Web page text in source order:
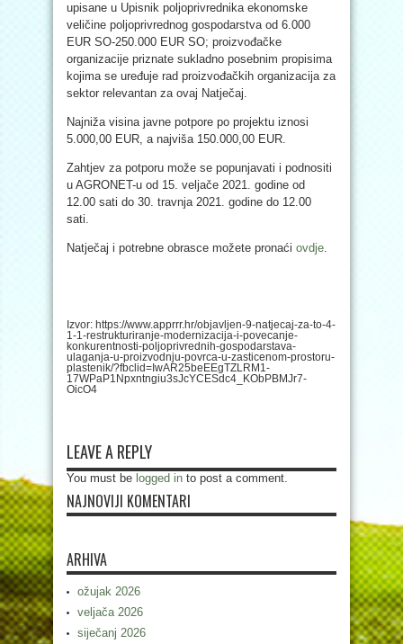
upisane u Upisnik poljoprivrednika ekonomske
veličine poljoprivrednog gospodarstva od 6.000
EUR SO-250.000 EUR SO; proizvođačke
organizacije priznate sukladno posebnim propisima
kojima se uređuje rad proizvođačkih organizacija za
sektor relevantan za ovaj Natječaj.
Najniža visina javne potpore po projektu iznosi
5.000,00 EUR, a najviša 150.000,00 EUR.
Zahtjev za potporu može se popunjavati i podnositi
u AGRONET-u od 15. veljače 2021. godine od
12.00 sati do 30. travnja 2021. godine do 12.00
sati.
Natječaj i potrebne obrasce možete pronaći ovdje.
Izvor: https://www.apprrr.hr/objavljen-9-natjecaj-za-to-4-
1-1-restrukturiranje-modernizacija-i-povecanje-
konkurentnosti-poljoprivrednih-gospodarstava-
ulaganja-u-proizvodnju-povrca-u-zasticenom-prostoru-
plastenik/?fbclid=IwAR25beEEgTZLRM1-
17WPaP1Npxntngiu3sJcYCESdc4_KObPBMJr7-
OicO4
LEAVE A REPLY
You must be logged in to post a comment.
NAJNOVIJI KOMENTARI
ARHIVA
ožujak 2026
veljača 2026
siječanj 2026